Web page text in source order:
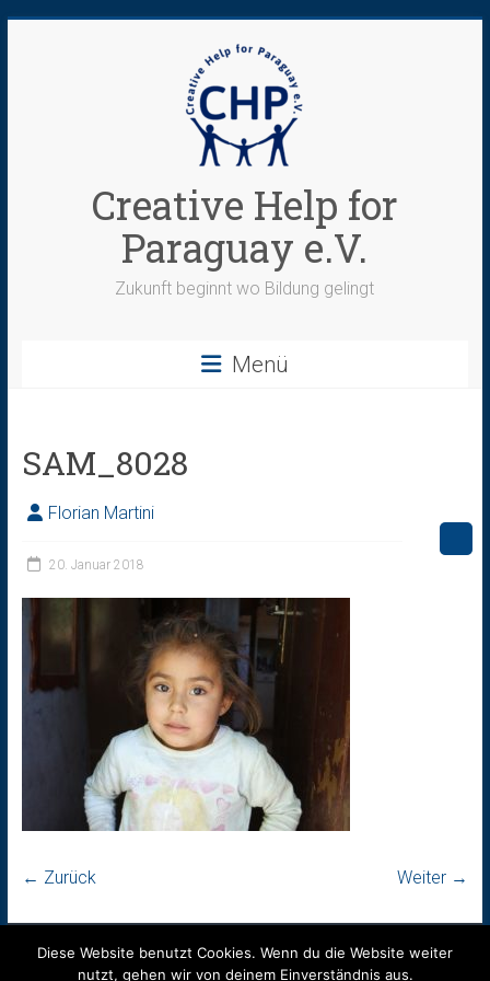
Creative Help for
Paraguay e.V.
Zukunft beginnt wo Bildung gelingt
Menü
SAM_8028
Florian Martini
20. Januar 2018
← Zurück Weiter →
Diese Website benutzt Cookies. Wenn du die Website weiter
nutzt, gehen wir von deinem Einverständnis aus.